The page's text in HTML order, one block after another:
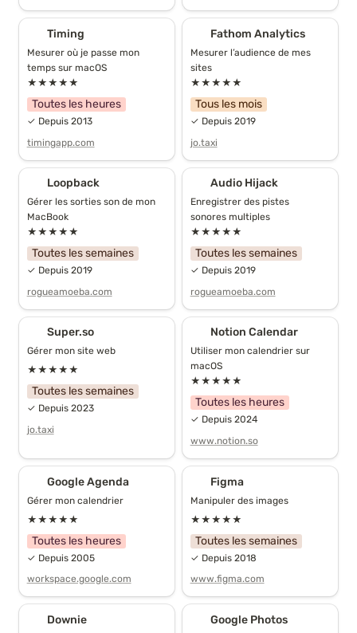
Timing
Timing
Mesurer où je passe mon
temps sur macOS
★★★★★
Toutes les heures
✓ Depuis 2013
timingapp.com
Fathom Analytics
Fathom Analytics
Mesurer l’audience de mes
sites
★★★★★
Tous les mois
✓ Depuis 2019
jo.taxi
Loopback
Loopback
Gérer les sorties son de mon
MacBook
★★★★★
Toutes les semaines
✓ Depuis 2019
rogueamoeba.com
Audio Hijack
Audio Hijack
Enregistrer des pistes
sonores multiples
★★★★★
Toutes les semaines
✓ Depuis 2019
rogueamoeba.com
Super.so
Super.so
Gérer mon site web
★★★★★
Toutes les semaines
✓ Depuis 2023
jo.taxi
Notion Calendar
Notion Calendar
Utiliser mon calendrier sur
macOS
★★★★★
Toutes les heures
✓ Depuis 2024
www.notion.so
Google Agenda
Google Agenda
Gérer mon calendrier
★★★★★
Toutes les heures
✓ Depuis 2005
workspace.google.com
Figma
Figma
Manipuler des images
★★★★★
Toutes les semaines
✓ Depuis 2018
www.figma.com
Downie
Downie
Google Photos
Google Photos